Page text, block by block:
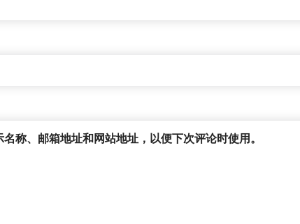
称、邮箱地址和网站地址，以便下次评论时使用。